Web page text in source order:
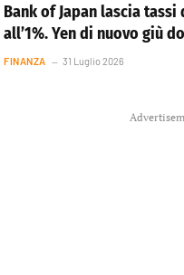
Bank of Japan lascia tassi
all’1%. Yen di nuovo giù
FINANZA 31 Luglio 2026